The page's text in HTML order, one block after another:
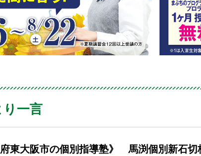
一言
府東大阪市の個別指導塾》 馬渕個別新石切